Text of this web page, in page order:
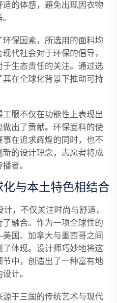
的体感，避免出现因衣物
保因素，所选用的面料均
代社会对于环保的倡导，
生态责任的关注。通过选
在全球化背景下推动可持
服不仅在功能性上表现出
出了贡献。环保面料的使
在追求辉煌的同时，也不
的设计理念，志愿者将成
者。
与本土特色相结合
，不仅关注时尚与舒适，
融合。作为一项全球性的
国、加拿大与墨西哥之间
体现。设计师巧妙地将这
中，创造出了一种富有地
计。
于三国的传统艺术与现代